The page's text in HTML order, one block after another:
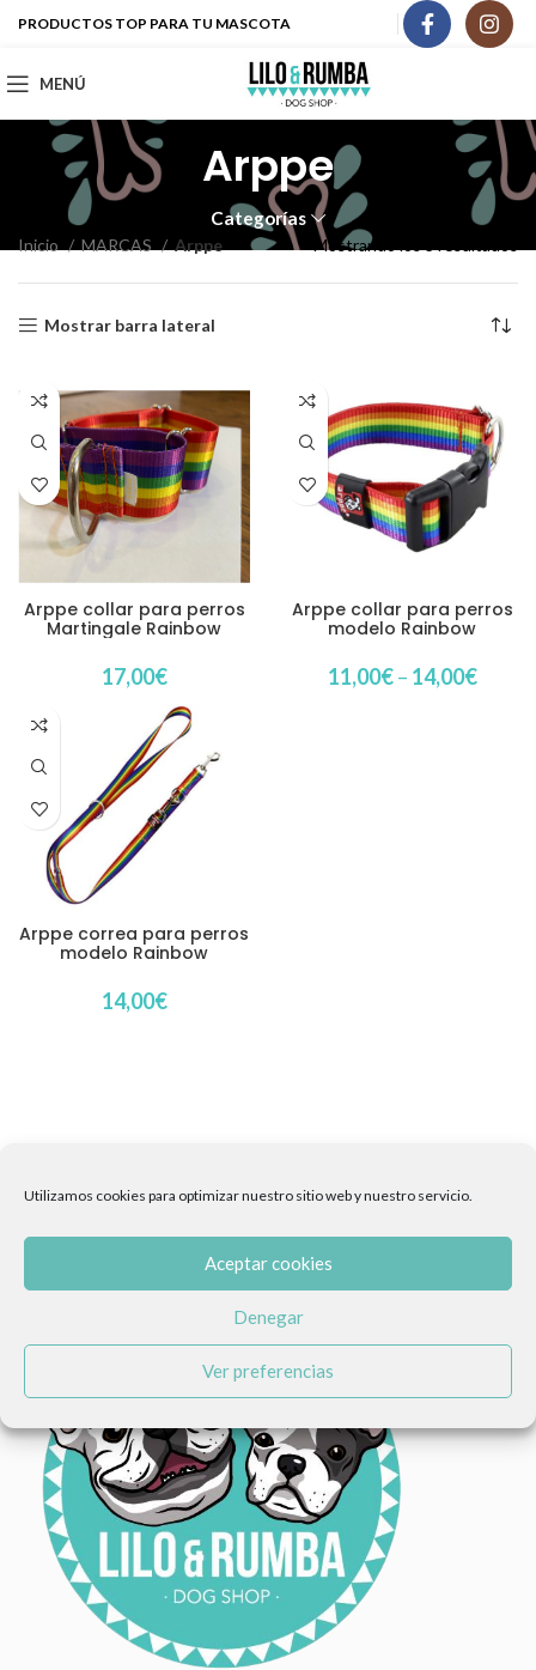
Utilizamos cookies para optimizar nuestro sitio web y nuestro servicio.
Aceptar cookies
Denegar
Ver preferencias
PRODUCTOS TOP PARA TU MASCOTA
MENÚ
Arppe
Categorías
Inicio MARCAS Arppe Mostrando los 3 resultados
Mostrar barra lateral
Arppe collar para perros
Martingale Rainbow
17,00€
Arppe collar para perros
modelo Rainbow
11,00€– 14,00€
Arppe correa para perros
modelo Rainbow
14,00€